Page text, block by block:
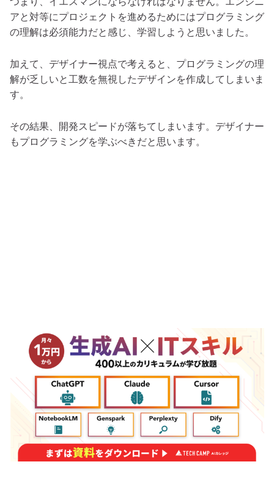
アと対等にプロジェクトを進めるためにはプログラミング
の理解は必須能力だと感じ、学習しようと思いました。
加えて、デザイナー視点で考えると、プログラミングの理
解が乏しいと工数を無視したデザインを作成してしまいま
す。
その結果、開発スピードが落ちてしまいます。デザイナー
もプログラミングを学ぶべきだと思います。